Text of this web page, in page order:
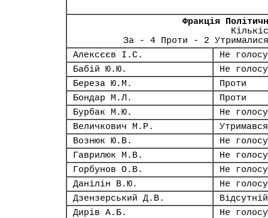
Фракція
За - 4 Проти - 2
Алексєєв І.С.
Не
Бабій Ю.Ю.
Не
Береза Ю.М.
Проти
Бондар М.Л.
Проти
Бурбак М.Ю.
Не
Величкович М.Р.
Утримався
Вознюк Ю.В.
Не
Гаврилюк М.В.
Не
Горбунов О.В.
Не
Данілін В.Ю.
Не
Дзензерський Д.В.
Відсутній
Дирів А.Б.
Не